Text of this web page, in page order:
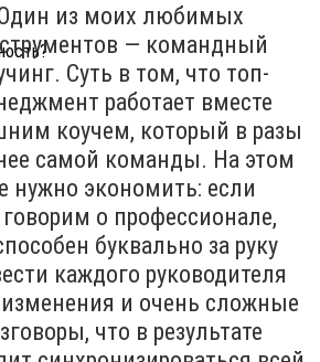
из моих любимых
— командный
Суть в том, что топ-
работает вместе
коучем, который в разы
самой команды. На этом
нужно экономить: если
о профессионале,
буквально за руку
каждого руководителя
изменения и очень сложные
что в результате